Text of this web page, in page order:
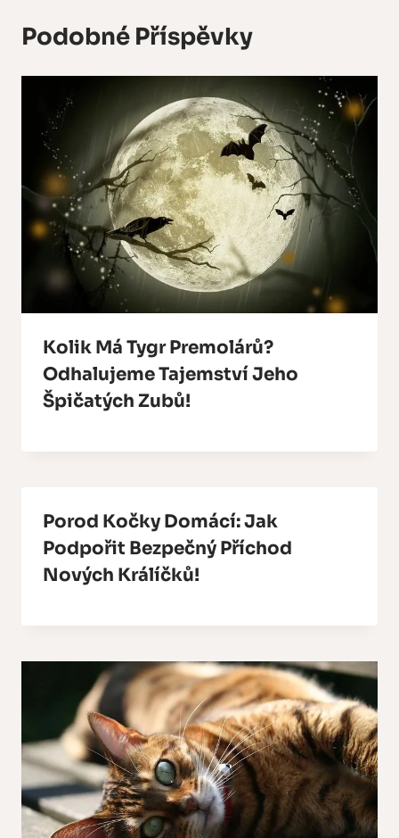
Podobné Příspěvky
Kolik Má Tygr Premolárů?
Odhalujeme Tajemství Jeho
Špičatých Zubů!
Porod Kočky Domácí: Jak
Podpořit Bezpečný Příchod
Nových Králíčků!